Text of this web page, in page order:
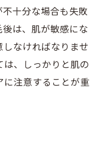
十分な場合も失敗
は、肌が敏感にな
なければなりませ
、しっかりと肌の
に注意することが重